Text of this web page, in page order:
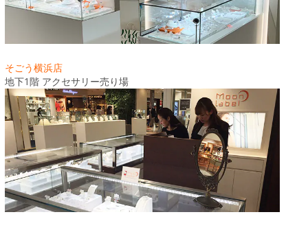
そごう横浜店
地下1階 アクセサリー売り場